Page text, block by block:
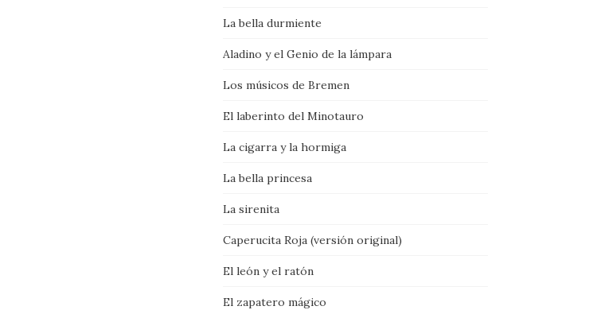
La bella durmiente
Aladino y el Genio de la lámpara
Los músicos de Bremen
El laberinto del Minotauro
La cigarra y la hormiga
La bella princesa
La sirenita
Caperucita Roja (versión original)
El león y el ratón
El zapatero mágico